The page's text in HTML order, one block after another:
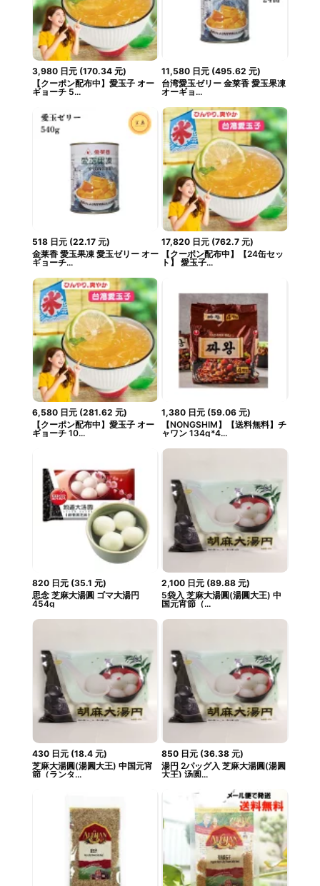
3,980 日元(170.34 元)
【クーポン配布中】愛玉子 オー
ギョーチ 5...
11,580 日元 (495.62 元)
台湾愛玉ゼリー 金莱香 愛玉果凍
オーギョ...
518 日元(22.17 元)
金莱香 愛玉果凍 愛玉ゼリー オー
ギョーチ...
17,820 日元 (762.7 元)
【クーポン配布中】【24缶セッ
ト】 愛玉子...
6,580 日元(281.62 元)
【クーポン配布中】愛玉子 オー
ギョーチ 10...
1,380 日元 (59.06 元)
【NONGSHIM】【送料無料】チ
ャワン 134g*4...
820 日元(35.1 元)
思念 芝麻大湯圓 ゴマ大湯円
454g
2,100 日元 (89.88 元)
5袋入 芝麻大湯圓(湯圓大王) 中
国元宵節（...
430 日元(18.4 元)
芝麻大湯圓(湯圓大王) 中国元宵
節（ランタ...
850 日元 (36.38 元)
湯円 2パッグ入 芝麻大湯圓(湯圓
大王) 汤圆...